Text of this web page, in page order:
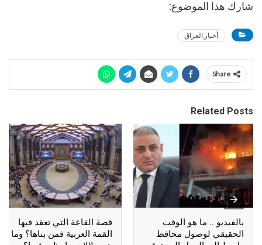
شارك هذا الموضوع:
أخبار العراق
Share
Related Posts
بالفيديو .. ما هو الوقت
الحقيقي لوصول محافظ
قصة القاعة التي تعقد فيها
القمة العربية فمن بناها؟ وما